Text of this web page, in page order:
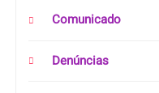
Comunicado
Denúncias